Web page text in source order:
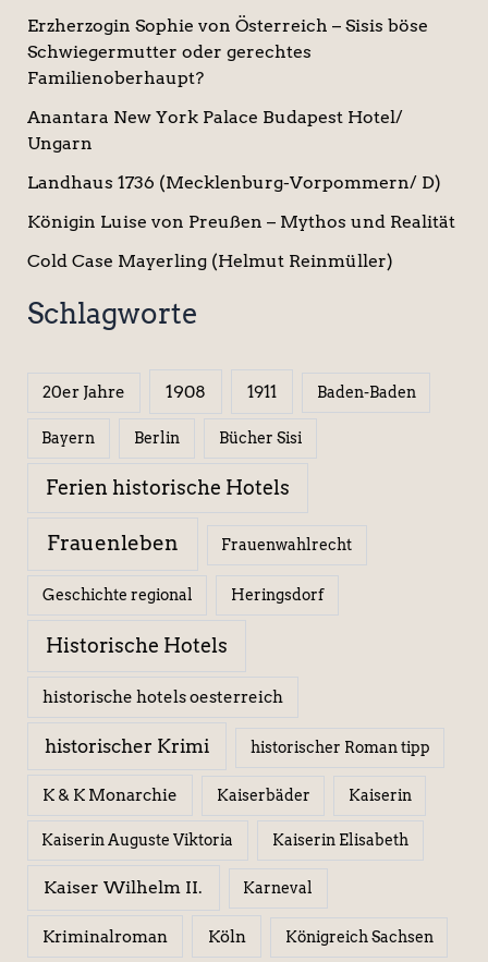
Erzherzogin Sophie von Österreich – Sisis böse
Schwiegermutter oder gerechtes
Familienoberhaupt?
Anantara New York Palace Budapest Hotel/
Ungarn
Landhaus 1736 (Mecklenburg-Vorpommern/ D)
Königin Luise von Preußen – Mythos und Realität
Cold Case Mayerling (Helmut Reinmüller)
Schlagworte
20er Jahre 1908 1911 Baden-Baden
Bayern Berlin Bücher Sisi
Ferien historische Hotels
Frauenleben Frauenwahlrecht
Geschichte regional Heringsdorf
Historische Hotels
historische hotels oesterreich
historischer Krimi historischer Roman tipp
K & K Monarchie Kaiserbäder Kaiserin
Kaiserin Auguste Viktoria Kaiserin Elisabeth
Kaiser Wilhelm II. Karneval
Kriminalroman Köln Königreich Sachsen